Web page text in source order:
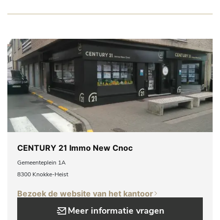
CENTURY 21 Immo New Cnoc
Gemeenteplein 1A
8300 Knokke-Heist
Bezoek de website van het kantoor
Meer informatie vragen